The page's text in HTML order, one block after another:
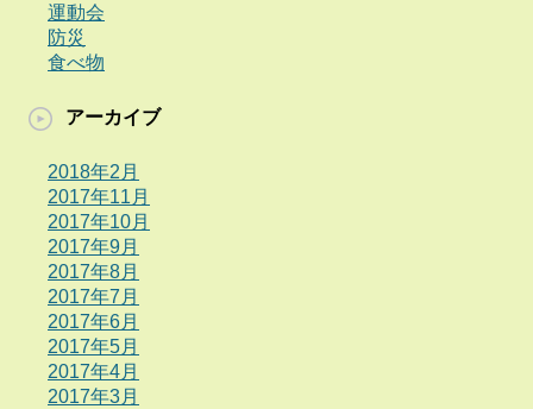
運動会
防災
食べ物
アーカイブ
2018年2月
2017年11月
2017年10月
2017年9月
2017年8月
2017年7月
2017年6月
2017年5月
2017年4月
2017年3月